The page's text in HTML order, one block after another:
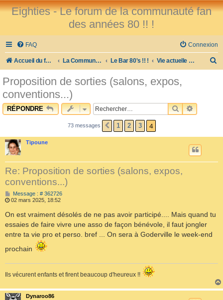
Eighties - Le forum de la communauté fan
des années 80 !! !
FAQ Connexion
Accueil du forum La Communauté des Fans des 80's ! Le Bar 80's !! ! Vie actuelle et sujets divers...
c
e
Proposition de sorties (salons, expos,
conventions...)
RÉPONDRE
73 messages PRÉCÉDENT
1 2 3 4
Tipoune
Re: Proposition de sorties (salons, expos,
conventions...)
Message : # 362726M
s
a
g
02 mars 2025, 18:52
On est vraiment désolés de ne pas avoir participé.... Mais quand tu
essaies de faire vivre une asso de façon bénévole, il faut jongler
entre ta vie pro et perso. bref ... On sera à Goderville le week-end
prochain
Ils vécurent enfants et firent beaucoup d'heureux !!
Dynaroo86